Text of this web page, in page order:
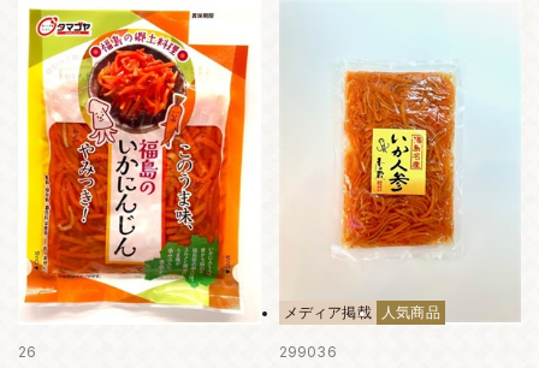
26
メディア掲載 人気商品
299036